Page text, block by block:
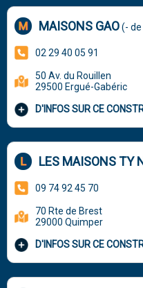
MAISONS GAO(- de
02 29 40 05 91
50 Av. du Rouillen
29500 Ergué-Gabéric
D'INFOS SUR CE
LES MAISONS TY
09 74 92 45 70
70 Rte de Brest
29000 Quimper
D'INFOS SUR CE